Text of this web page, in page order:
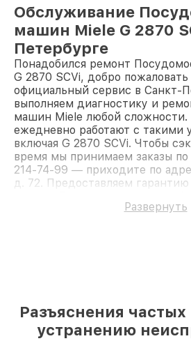
Обслуживание
машин Miele G 2870
Петербурге
Понадобился ремонт
G 2870 SCVi, добро
официальный сервис в Санкт-
выполняем диагностику и
машин Miele любой
ежедневно работают с такими
включая G 2870 SCVi. Чтобы
время мы принимаем заказы по
214-74-99 — приходите по
д. 72. Предоставляем
Развернуть
Разъяснения
устранению